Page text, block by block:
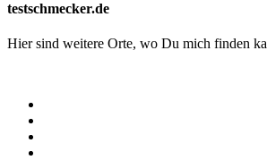
testschmecker.de
Hier sind weitere Orte, wo Du mich finden